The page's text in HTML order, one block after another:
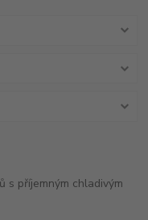
s příjemným chladivým